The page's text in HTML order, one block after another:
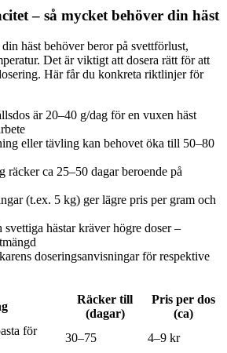
– så mycket behöver din häst
häst behöver beror på svettförlust,
Det är viktigt att dosera rätt för att
Här får du konkreta riktlinjer för
är 20–40 g/dag för en vuxen häst
eller tävling kan behovet öka till 50–80
räcker ca 25–50 dagar beroende på
(t.ex. 5 kg) ger lägre pris per gram och
svettiga hästar kräver högre doser –
doseringsanvisningar för respektive
Räcker till
(dagar)
Pris per dos
(ca)
för
30–75
4–9 kr